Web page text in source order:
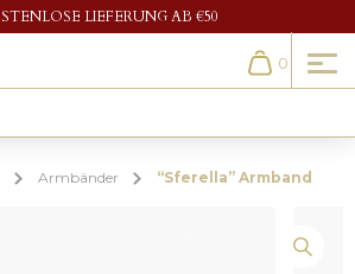
LIEFERUNG AB €50
Cart
0
Armbänder “Sferella” Armband